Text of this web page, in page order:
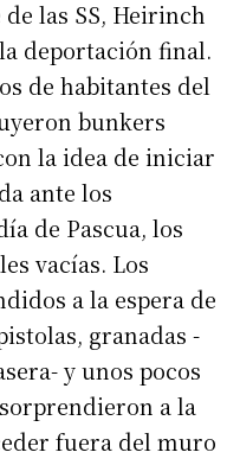
las SS, Heirinch
deportación final.
de habitantes del
bunkers
la idea de iniciar
ante los
de Pascua, los
vacías. Los
a la espera de
granadas -
y unos pocos
a la
fuera del muro